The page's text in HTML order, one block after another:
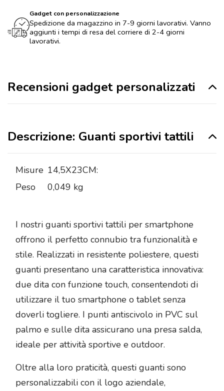
Gadget con personalizzazione
Spedizione da magazzino in 7-9 giorni lavorativi. Vanno
aggiunti i tempi di resa del corriere di 2-4 giorni
lavorativi.
Recensioni gadget personalizzati
Descrizione: Guanti sportivi tattili
Misure 14,5X23CM:
Peso
0,049 kg
I nostri guanti sportivi tattili per smartphone
offrono il perfetto connubio tra funzionalità e
stile. Realizzati in resistente poliestere, questi
guanti presentano una caratteristica innovativa:
due dita con funzione touch, consentendoti di
utilizzare il tuo smartphone o tablet senza
doverli togliere. I punti antiscivolo in PVC sul
palmo e sulle dita assicurano una presa salda,
ideale per attività sportive e outdoor.
Oltre alla loro praticità, questi guanti sono
personalizzabili con il logo aziendale,